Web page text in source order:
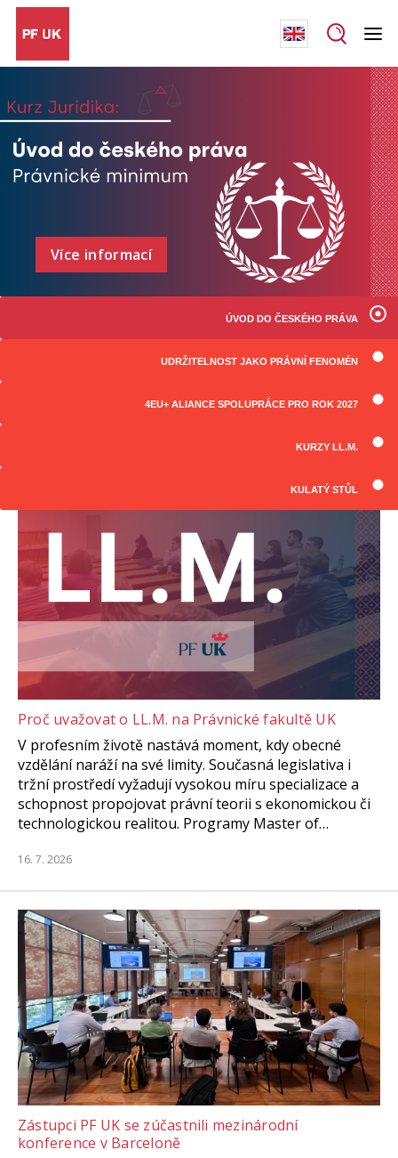
ÚVOD DO ČESKÉHO PRÁVA
UDRŽITELNOST JAKO PRÁVNÍ FENOMÉN
4EU+ ALIANCE SPOLUPRÁCE PRO ROK 2027
KURZY LL.M.
KULATÝ STŮL
Více informací
Všechny články
Proč uvažovat o LL.M. na Právnické fakultě UK
V profesním životě nastává moment, kdy obecné
vzdělání naráží na své limity. Současná legislativa i
tržní prostředí vyžadují vysokou míru specializace a
schopnost propojovat právní teorii s ekonomickou či
technologickou realitou. Programy Master of…
16. 7. 2026
Zástupci PF UK se zúčastnili mezinárodní
konference v Barceloně